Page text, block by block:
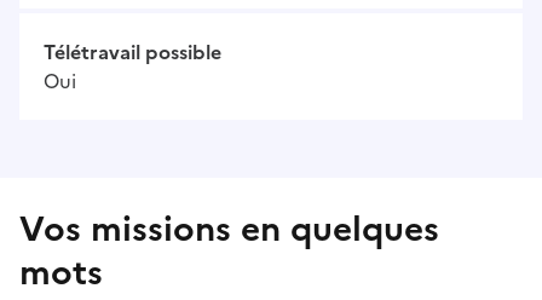
Télétravail possible
Oui
Vos missions en quelques
mots